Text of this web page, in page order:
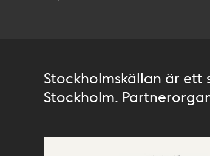
Stockholmskällan är ett
Stockholm.